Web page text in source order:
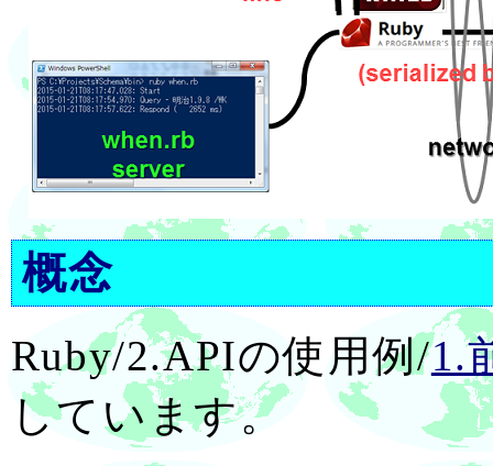
概念
Ruby/2.APIの使用例/1.
しています。